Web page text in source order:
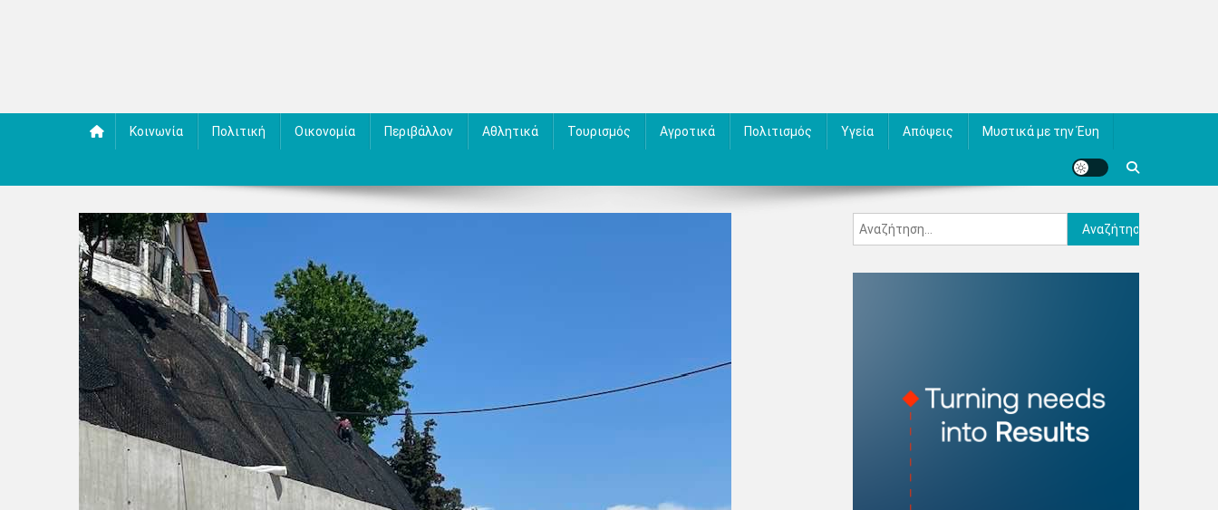
Κοινωνία Πολιτική Οικονομία Περιβάλλον Αθλητικά Τουρισμός Αγροτικά Πολιτισμός Υγεία Απόψεις Μυστικά με την Έυη
Αναζήτηση
για: